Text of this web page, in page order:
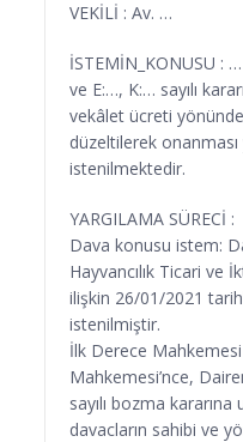
VEKİLİ : Av. …
İSTEMİN_KONUSU :
ve E:…, K:… sayılı
vekâlet ücreti
düzeltilerek
istenilmektedir.
YARGILAMA SÜRECİ :
Dava konusu istem:
Hayvancılık Ticari ve
ilişkin 26/01/2021
istenilmiştir.
İlk Derece
Mahkemesi’nce,
sayılı bozma
davacların sahibi ve